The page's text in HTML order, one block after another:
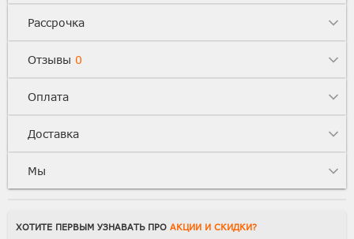
Рассрочка
Отзывы 0
Оплата
Доставка
Мы
ХОТИТЕ ПЕРВЫМ УЗНАВАТЬ ПРО АКЦИИ И СКИДКИ?